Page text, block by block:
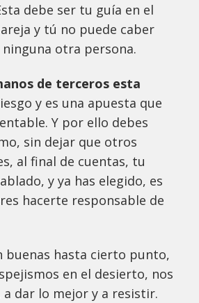
debe ser tu guía en el
y tú no puede caber
otra persona.
de terceros esta
y es una apuesta que
Y por ello debes
sin dejar que otros
al final de cuentas, tu
y ya has elegido, es
hacerte responsable de
buenas hasta cierto punto,
en el desierto, nos
a dar lo mejor y a resistir.